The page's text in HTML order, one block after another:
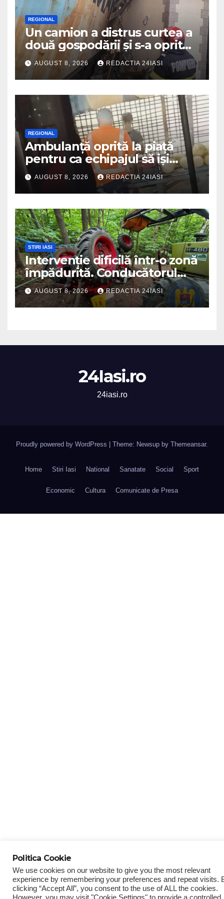
REGIONAL
Un camion a distrus curtea a
două gospodării și s-a oprit
intr-o locuință
AUGUST 8, 2026 REDACTIA 24IASI
REGIONAL
Ambulanță oprită la piață
pentru ca echipajul să iși
cumpere pepene și legume.
DSU a anuntat că va aplica
sancțiuni
AUGUST 8, 2026 REDACTIA 24IASI
STIRI IASI
Intervenție dificilă într-o zonă
împădurită. Conducătorul
unui tractor răsturnat, salvat
prin efortul comun al
echipajelor de intervenție
AUGUST 8, 2026 REDACTIA 24IASI
24Iasi.ro
24iasi.ro
Proudly powered by WordPress Theme: Newsup by Themeansar.
Home Stiri Iasi National Sanatate Social Sport
Economic Cultura Comunicate de Presa
Politica Cookie
We use cookies on our website to give you the most relevant
experience by remembering your preferences and repeat visits.
clicking “Accept All”, you consent to the use of ALL the cookies.